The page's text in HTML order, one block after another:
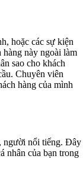
hoặc các sự kiện
hàng này ngoài làm
sao cho khách
Chuyên viên
hàng của mình
người nổi tiếng. Đây
nhân của bạn trong